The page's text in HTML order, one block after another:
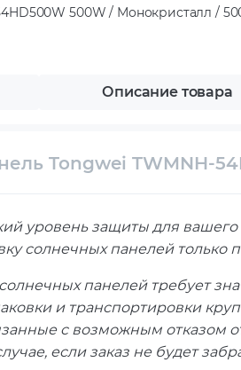
500W / Монокристалл /
Описание товара
Tongwei TWMNH-
уровень защиты для
солнечных панелей только
панелей требует
и транспортировки
с возможным отказом
если заказ не будет